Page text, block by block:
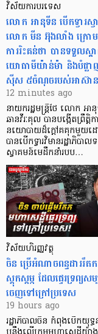
វិស័យការបរទេស
លោក អានុទីន បើកទ្វារស្
លោក មីន អ៊ុងលាំង ក្រោម
ការរិះគន់ថា បានទទួលស្
យោធាមីយ៉ាន់ម៉ា និងបំផ្ល
ស៊ីស ៥ចំណុចរបស់អាស៊ាន
12 minutes ago
នាយករដ្ឋមន្ត្រីថៃ លោក អា
ឆានវីរៈគុល បានបង្កើតព្រឹត្តិ
នយោបាយដ៏ក្តៅគគុកមួយ
បានបើកទ្វារវិមានរដ្ឋាភិបា
ស្វាគមន៍មេដឹកនាំរបប…
វិស័យហិរញ្ញវត្ថុ
ចិន ប្រើ​អំណាចពន្ធដាររឹត
ស្ដុកស្ដម្ភ ដែលផ្ទេរទ្រព្យសម្
ចេញទៅក្រៅប្រទេស
19 hours ago
រដ្ឋាភិបាលចិន កំពុងបើកយុទ្ធន